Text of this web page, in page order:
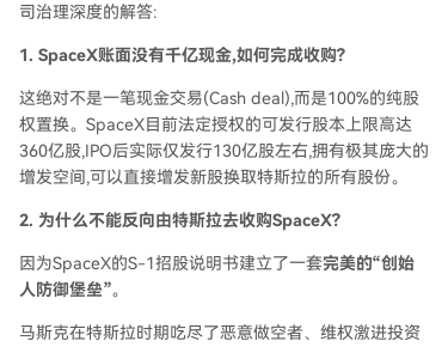
司治理深度的解答:
1. SpaceX账面没有千亿现金,如何完成收购?
这绝对不是一笔现金交易(Cash deal),而是100%的纯股
权置换。SpaceX目前法定授权的可发行股本上限高达
360亿股,IPO后实际仅发行130亿股左右,拥有极其庞大的
增发空间,可以直接增发新股换取特斯拉的所有股份。
2. 为什么不能反向由特斯拉去收购SpaceX?
因为SpaceX的S-1招股说明书建立了一套完美的“创始
人防御堡垒”。
马斯克在特斯拉时期吃尽了恶意做空者、维权激进投资